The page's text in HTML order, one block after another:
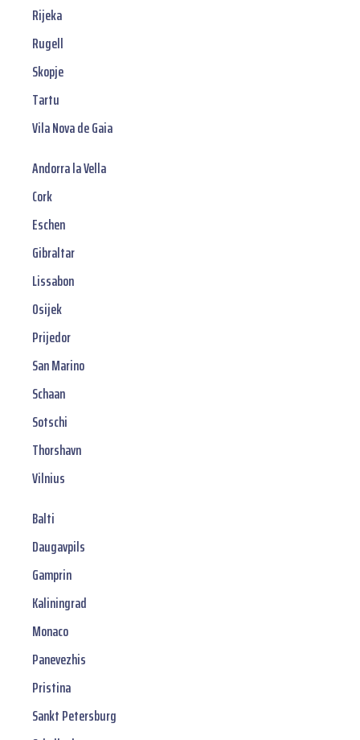
Rijeka
Rugell
Skopje
Tartu
Vila Nova de Gaia
Andorra la Vella
Cork
Eschen
Gibraltar
Lissabon
Osijek
Prijedor
San Marino
Schaan
Sotschi
Thorshavn
Vilnius
Balti
Daugavpils
Gamprin
Kaliningrad
Monaco
Panevezhis
Pristina
Sankt Petersburg